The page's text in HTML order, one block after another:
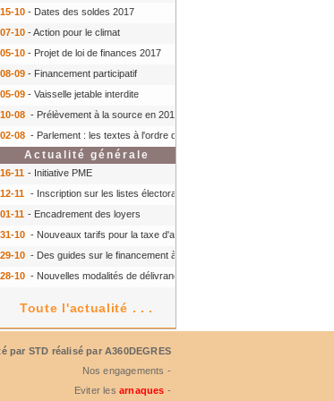
15-10 - Dates des soldes 2017
07-10 - Action pour le climat
05-10 - Projet de loi de finances 2017
08-09 - Financement participatif
05-09 - Vaisselle jetable interdite
10-08 - Prélèvement à la source en 2018
02-08 - Parlement : les textes à l'ordre du jour à l'automne 2016
Actualité générale
16-11 - Initiative PME
12-11 - Inscription sur les listes électorales : comment faire ?
01-11 - Encadrement des loyers
31-10 - Nouveaux tarifs pour la taxe d'aéroport
29-10 - Des guides sur le financement à court terme des TPE
28-10 - Nouvelles modalités de délivrance du Certiphyto
Toute l'actualité . . .
par STD réalisé par A360DEGRES
Nos engagements -
Eviter les arnaques -